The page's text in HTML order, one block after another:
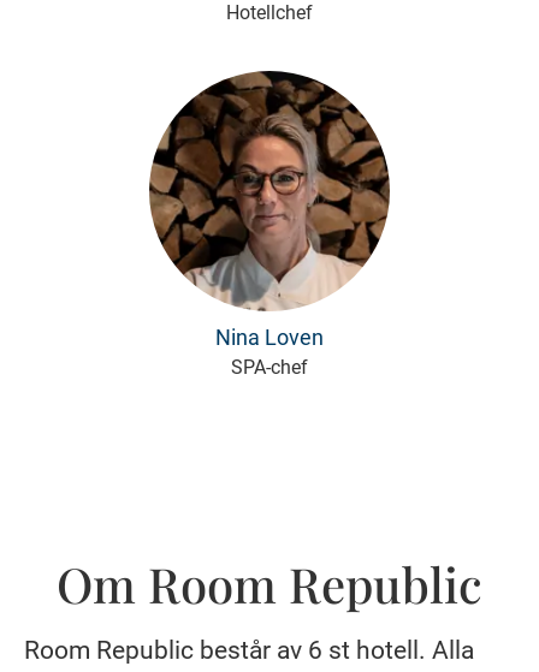
Hotellchef
Nina Loven
SPA-chef
Om Room Republic
Room Republic består av 6 st hotell. Alla